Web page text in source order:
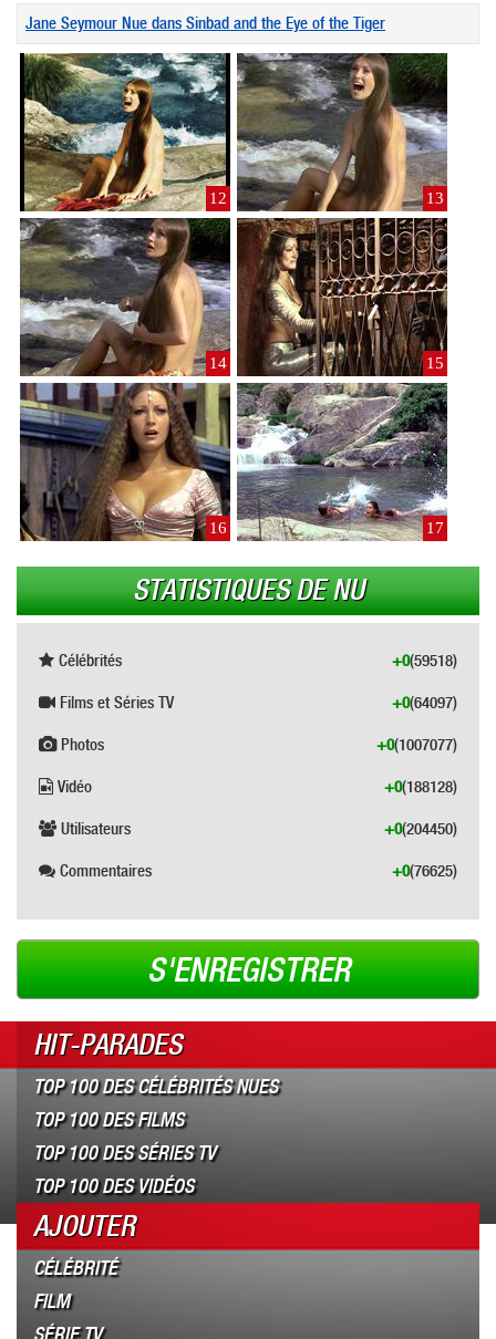
Jane Seymour Nue dans Sinbad and the Eye of the Tiger
12 13
14 15
16 17
STATISTIQUES DE NU
Célébrités (59518)
+0
Films et Séries TV (64097)
+0
Photos (1007077)
+0
Vidéo (188128)
+0
Utilisateurs (204450)
+0
Commentaires (76625)
+0
S'ENREGISTRER
HIT-PARADES
TOP 100 DES CÉLÉBRITÉS NUES
TOP 100 DES FILMS
TOP 100 DES SÉRIES TV
TOP 100 DES VIDÉOS
AJOUTER
CÉLÉBRITÉ
FILM